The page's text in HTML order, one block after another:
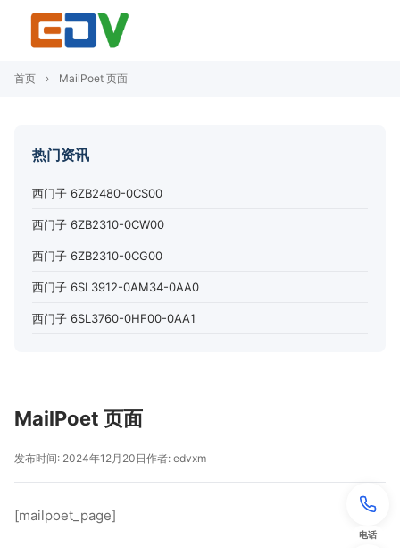
首页 › MailPoet 页面
MailPoet 页面
发布时间: 2024年12月20日作者: edvxm
[mailpoet_page]
热门资讯
西门子 6ZB2480-0CS00
西门子 6ZB2310-0CW00
西门子 6ZB2310-0CG00
西门子 6SL3912-0AM34-0AA0
西门子 6SL3760-0HF00-0AA1
电话